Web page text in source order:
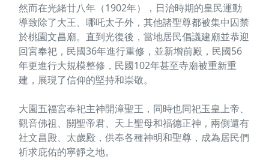
然而在光緒廿八年（1902年），日治時期的皇民運動
導致除了大王、哪吒太子外，其他諸聖尊都被集中囚禁
於桃園文昌廟。直到光復後，當地居民倡議建廟並恭迎
回宮奉祀，民國36年進行重修，並新增前殿，民國56
年更進行大規模整修，民國102年甚至寺廟被重新重
建，展現了信仰的堅持和崇敬。
大園五福宮奉祀主神開漳聖王，同時也同祀玉皇上帝、
觀音佛祖、關聖帝君、天上聖母和福德正神，兩側還有
社文昌殿、太歲殿，供奉各種神明和聖尊，成為居民們
祈求庇佑的寧靜之地。